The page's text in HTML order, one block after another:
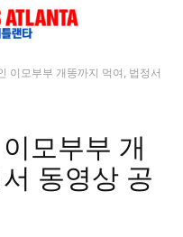
이모부부 개똥까지 먹여, 법정서
모부부 개
동영상 공